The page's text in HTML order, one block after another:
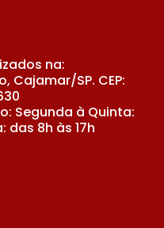
na:
Cajamar/SP. CEP:
Segunda à Quinta:
das 8h às 17h